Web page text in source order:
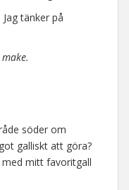
tänker på
söder om
galliskt att göra?
med mitt favoritgall